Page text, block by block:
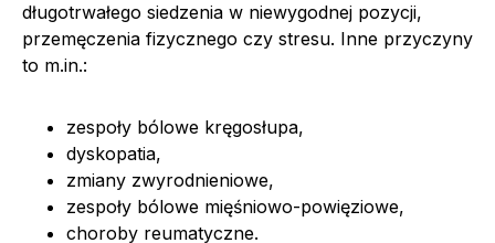
długotrwałego siedzenia w niewygodnej pozycji,
przemęczenia fizycznego czy stresu. Inne przyczyny
to m.in.:
zespoły bólowe kręgosłupa,
dyskopatia,
zmiany zwyrodnieniowe,
zespoły bólowe mięśniowo-powięziowe,
choroby reumatyczne.